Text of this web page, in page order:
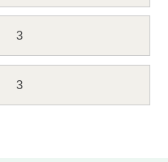
3
3